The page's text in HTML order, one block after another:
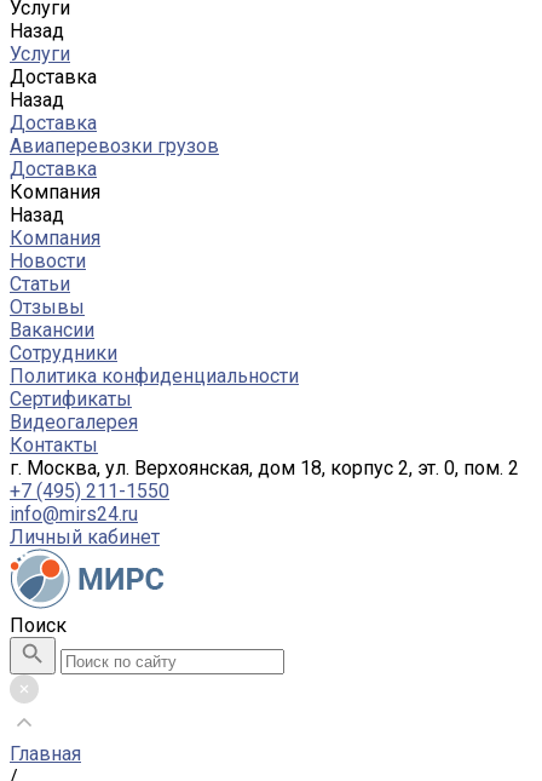
Услуги
Назад
Услуги
Доставка
Назад
Доставка
Авиаперевозки грузов
Доставка
Компания
Назад
Компания
Новости
Статьи
Отзывы
Вакансии
Сотрудники
Политика конфиденциальности
Сертификаты
Видеогалерея
Контакты
г. Москва, ул. Верхоянская, дом 18, корпус 2, эт. 0, пом. 2
+7 (495) 211-1550
info@mirs24.ru
Личный кабинет
Поиск
Главная